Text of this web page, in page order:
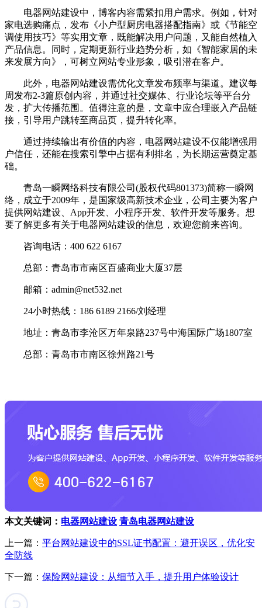
电器网站建设中，博客内容需紧扣用户需求。例如，针对
家电选购痛点，发布《小户型厨房电器搭配指南》或《节能空
调使用技巧》等实用文章，既能解决用户问题，又能自然植入
产品信息。同时，定期更新行业趋势分析，如《智能家居的未
来发展方向》，可树立网站专业形象，吸引潜在客户。
此外，电器网站建设需优化文章发布频率与渠道。建议每
周发布2-3篇原创内容，并通过社交媒体、行业论坛等平台分
发，扩大传播范围。值得注意的是，文章中应合理嵌入产品链
接，引导用户跳转至商品页，提升转化率。
通过持续输出有价值的内容，电器网站建设不仅能增强用
户信任，还能在搜索引擎中占据有利排名，为长期运营奠定基
础。
青岛一瞬网络科技有限公司(股权代码801373)简称一瞬网
络，成立于2009年，是国家级高新技术企业，公司主要为客户
提供网站建设、App开发、小程序开发、软件开发等服务。想
要了解更多有关于电器网站建设的信息，欢迎您前来咨询。
咨询电话：400 622 6167
总部：青岛市市南区百盛商业大厦37层
邮箱：admin@net532.net
24小时热线：186 6189 2166/刘经理
地址：青岛市李沧区万年泉路237号中海国际广场1807室
总部：青岛市市南区徐州路21号
本文关键词： 电器网站建设 青岛电器网站建设
上一篇： 平台网站建设中的SSL证书配置：避开误区，优化安
全防线
下一篇： 保险网站建设：从细节入手，提升用户体验设计